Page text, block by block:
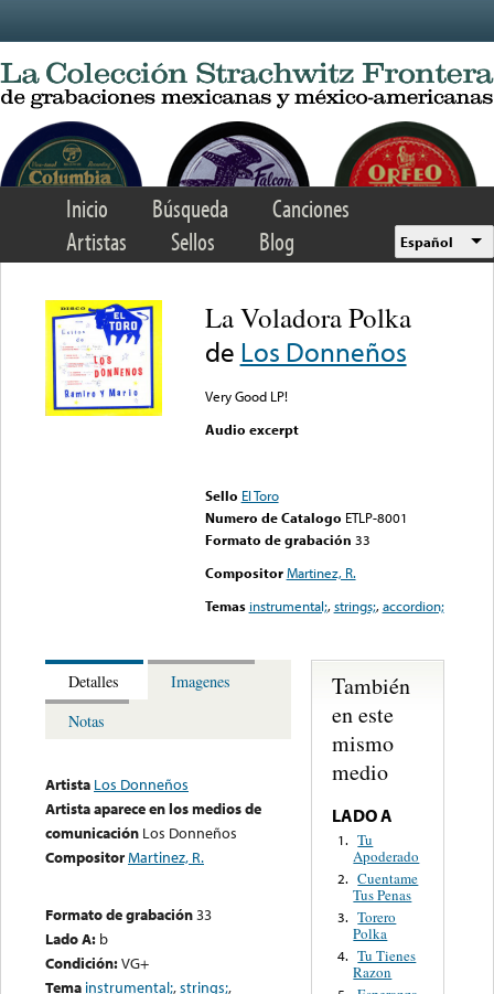
Inicio Búsqueda
Canciones
Artistas
Sellos Blog Español
La Voladora Polka
de Los Donneños
Very Good LP!
Audio excerpt
Sello El Toro
Numero de Catalogo ETLP-8001
Formato de grabación 33
Compositor Martinez, R.
Temas instrumental;,strings;,accordion;
Detalles
Imagenes
Notas
Artista Los Donneños
Artista aparece en los medios de
comunicación Los Donneños
CompositorMartinez, R.
Formato de grabación33
Lado A: b
Condición:VG+
Tema instrumental;,strings;,
También
en este
mismo
medio
LADO A
1. Tu
Apoderado
2. Cuentame
Tus Penas
3. Torero
Polka
4. Tu Tienes
Razon